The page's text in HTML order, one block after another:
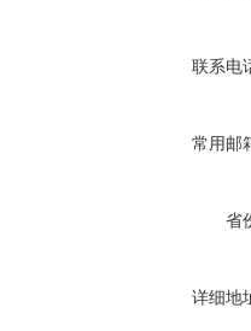
联系电
常用邮
省
详细地